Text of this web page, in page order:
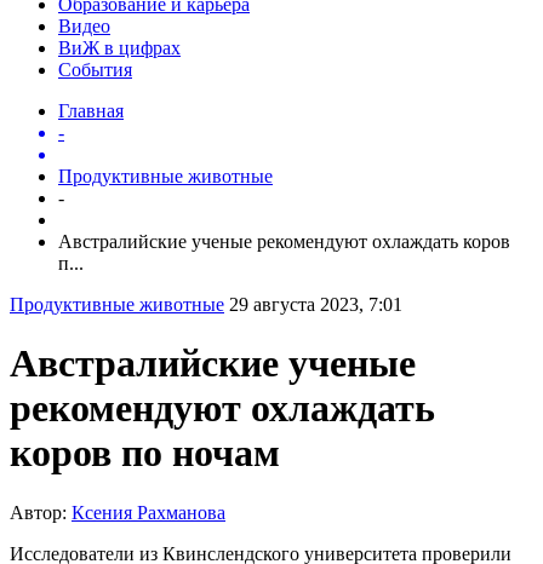
Видео
ВиЖ в цифрах
События
Главная
-
Продуктивные животные
-
Австралийские ученые рекомендуют охлаждать коров
п...
Продуктивные животные 29 августа 2023, 7:01
Австралийские ученые
рекомендуют охлаждать
коров по ночам
Автор: Ксения Рахманова
Исследователи из Квинслендского университета проверили